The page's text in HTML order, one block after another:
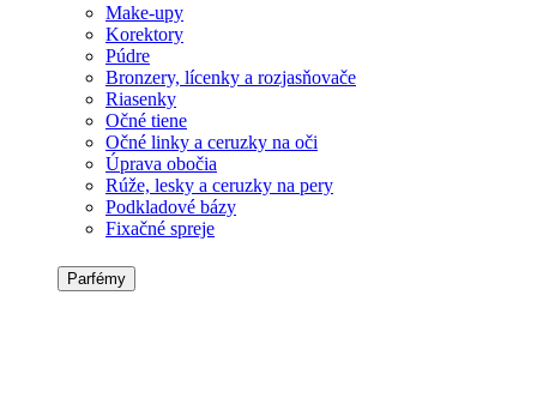
Make-upy
Korektory
Púdre
Bronzery, lícenky a rozjasňovače
Riasenky
Očné tiene
Očné linky a ceruzky na oči
Úprava obočia
Rúže, lesky a ceruzky na pery
Podkladové bázy
Fixačné spreje
Parfémy